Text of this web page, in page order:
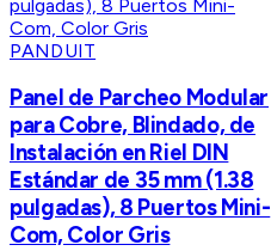
PANDUIT
Panel de Parcheo Modular
para Cobre, Blindado, de
Instalación en Riel DIN
Estándar de 35 mm (1.38
pulgadas), 8 Puertos Mini-
Com, Color Gris